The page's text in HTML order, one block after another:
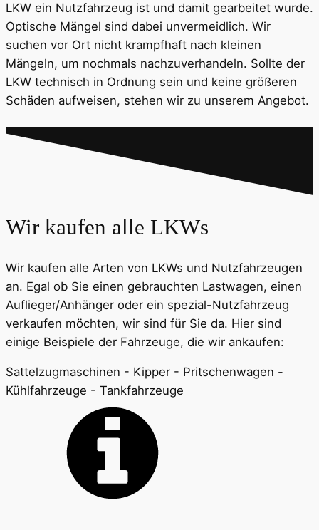
LKW ein Nutzfahrzeug ist und damit gearbeitet wurde.
Optische Mängel sind dabei unvermeidlich. Wir
suchen vor Ort nicht krampfhaft nach kleinen
Mängeln, um nochmals nachzuverhandeln. Sollte der
LKW technisch in Ordnung sein und keine größeren
Schäden aufweisen, stehen wir zu unserem Angebot.
Wir kaufen alle LKWs
Wir kaufen alle Arten von LKWs und Nutzfahrzeugen
an. Egal ob Sie einen gebrauchten Lastwagen, einen
Auflieger/Anhänger oder ein spezial-Nutzfahrzeug
verkaufen möchten, wir sind für Sie da. Hier sind
einige Beispiele der Fahrzeuge, die wir ankaufen:
Sattelzugmaschinen - Kipper - Pritschenwagen -
Kühlfahrzeuge - Tankfahrzeuge